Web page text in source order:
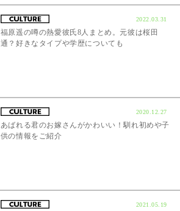
2022.03.31
福原遥の噂の熱愛彼氏8人まとめ。元彼は桜田
通？好きなタイプや学歴についても
2020.12.27
あばれる君のお嫁さんがかわいい！馴れ初めや子
供の情報をご紹介
2021.05.19